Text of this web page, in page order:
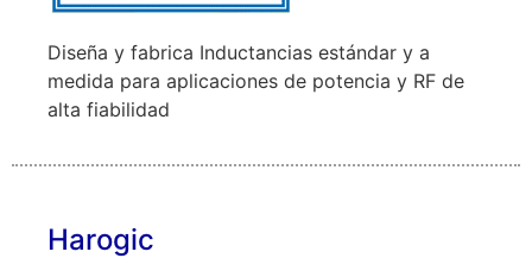
Diseña y fabrica Inductancias estándar y a
medida para aplicaciones de potencia y RF de
alta fiabilidad
Harogic